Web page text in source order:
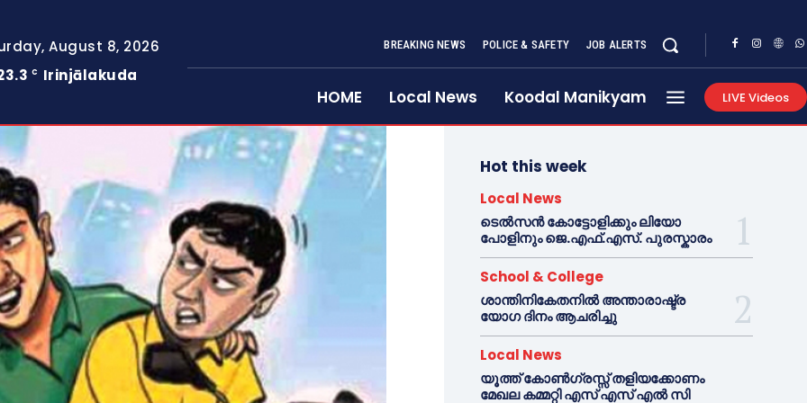
August 8, 2026
C Irinjālakuda
BREAKING NEWS POLICE & SAFETY JOB ALERTS
HOME Local News Koodal Manikyam LIVE Videos
Hot this week
Local News
ടെൽസൻ കോട്ടോളിക്കും ലിയോ
പോളിനും ജെ.എഫ്.എസ്. പുരസ്കാരം
School & College
ശാന്തിനികേതനിൽ അന്താരാഷ്ട്ര
യോഗ ദിനം ആചരിച്ചു
Local News
യൂത്ത് കോൺഗ്രസ്സ് തളിയക്കോണം
മേഖല കമ്മറ്റി എസ് എസ് എൽ സി